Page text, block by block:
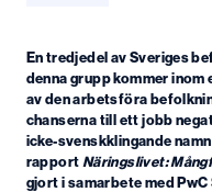
En tredjedel av Sveriges
denna grupp kommer
av den arbetsföra
chanserna till ett jobb
icke-svenskklingande
rapport Näringslivet:
gjort i samarbete med PwC